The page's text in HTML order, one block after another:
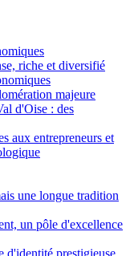
riche et diversifié
majeure
d'Oise : des
aux entrepreneurs et
une longue tradition
un pôle d'excellence
d'identité prestigieuse